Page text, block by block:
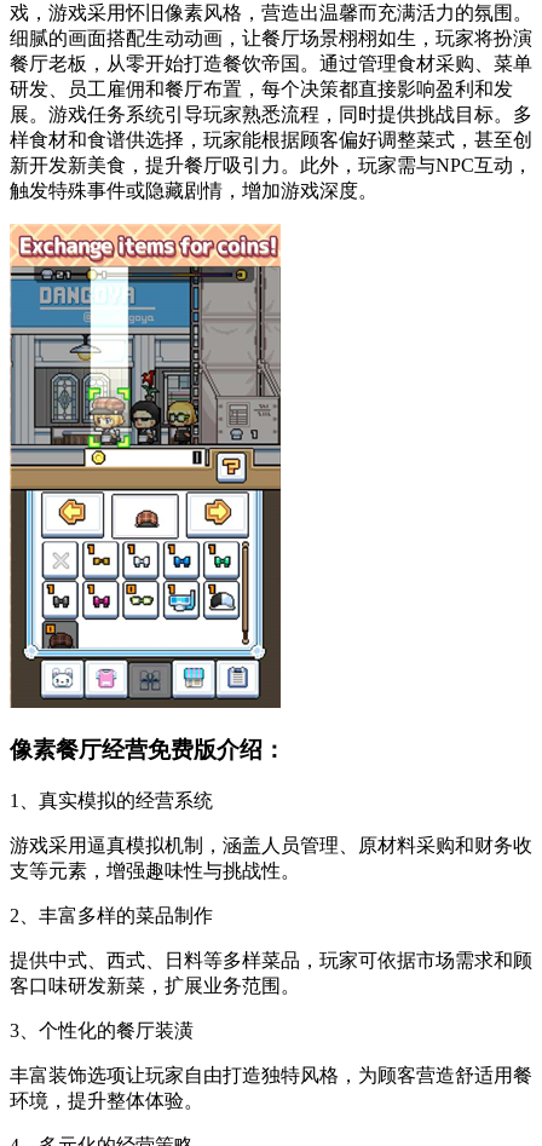
戏，游戏采用怀旧像素风格，营造出温馨而充满活力的氛围。
细腻的画面搭配生动动画，让餐厅场景栩栩如生，玩家将扮演
餐厅老板，从零开始打造餐饮帝国。通过管理食材采购、菜单
研发、员工雇佣和餐厅布置，每个决策都直接影响盈利和发
展。游戏任务系统引导玩家熟悉流程，同时提供挑战目标。多
样食材和食谱供选择，玩家能根据顾客偏好调整菜式，甚至创
新开发新美食，提升餐厅吸引力。此外，玩家需与NPC互动，
触发特殊事件或隐藏剧情，增加游戏深度。
像素餐厅经营免费版介绍：
1、真实模拟的经营系统
游戏采用逼真模拟机制，涵盖人员管理、原材料采购和财务收
支等元素，增强趣味性与挑战性。
2、丰富多样的菜品制作
提供中式、西式、日料等多样菜品，玩家可依据市场需求和顾
客口味研发新菜，扩展业务范围。
3、个性化的餐厅装潢
丰富装饰选项让玩家自由打造独特风格，为顾客营造舒适用餐
环境，提升整体体验。